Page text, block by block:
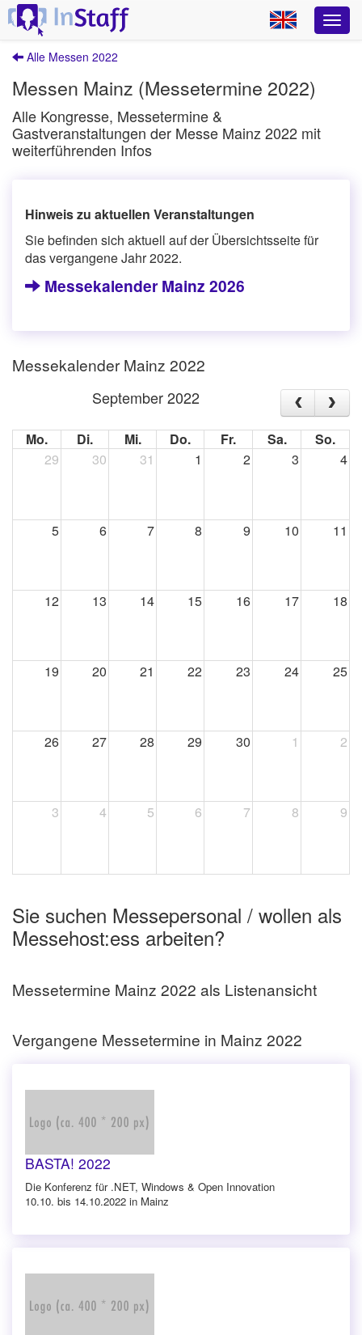
Alle Messen 2022
Messen Mainz (Messetermine 2022)
Alle Kongresse, Messetermine &
Gastveranstaltungen der Messe Mainz 2022 mit
weiterführenden Infos
Hinweis zu aktuellen Veranstaltungen
Sie befinden sich aktuell auf der Übersichtsseite für
das vergangene Jahr 2022.
Messekalender Mainz 2026
Messekalender Mainz 2022
September 2022
Mo. Di. Mi. Do. Fr. Sa.
So.
29
30 31 1 2 3 4
5 6 7 8 9 10 11
12 13 14 15 16 17 18
19 20 21 22 23 24 25
26 27 28 29 30 1 2
3 4 5 6 7 8 9
Sie suchen Messepersonal / wollen als
Messehost:ess arbeiten?
Messetermine Mainz 2022 als Listenansicht
Vergangene Messetermine in Mainz 2022
BASTA! 2022
Die Konferenz für .NET, Windows & Open Innovation
10.10. bis 14.10.2022 in Mainz